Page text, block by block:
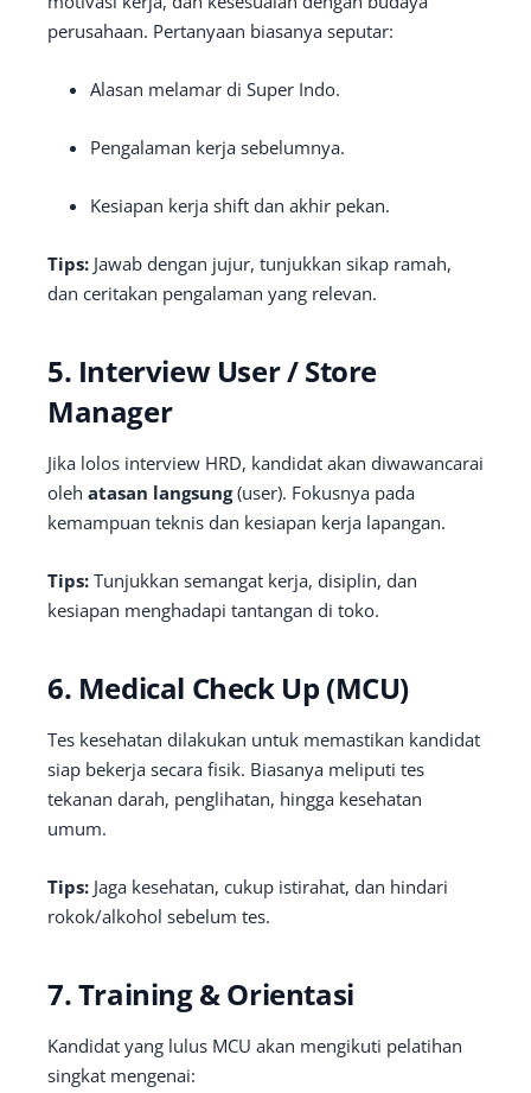
perusahaan. Pertanyaan biasanya seputar:
Alasan melamar di Super Indo.
Pengalaman kerja sebelumnya.
Kesiapan kerja shift dan akhir pekan.
Tips: Jawab dengan jujur, tunjukkan sikap ramah,
dan ceritakan pengalaman yang relevan.
5. Interview User / Store
Manager
Jika lolos interview HRD, kandidat akan diwawancarai
oleh atasan langsung(user). Fokusnya pada
kemampuan teknis dan kesiapan kerja lapangan.
Tips: Tunjukkan semangat kerja, disiplin, dan
kesiapan menghadapi tantangan di toko.
6. Medical Check Up (MCU)
Tes kesehatan dilakukan untuk memastikan kandidat
siap bekerja secara fisik. Biasanya meliputi tes
tekanan darah, penglihatan, hingga kesehatan
umum.
Tips: Jaga kesehatan, cukup istirahat, dan hindari
rokok/alkohol sebelum tes.
7. Training & Orientasi
Kandidat yang lulus MCU akan mengikuti pelatihan
singkat mengenai: